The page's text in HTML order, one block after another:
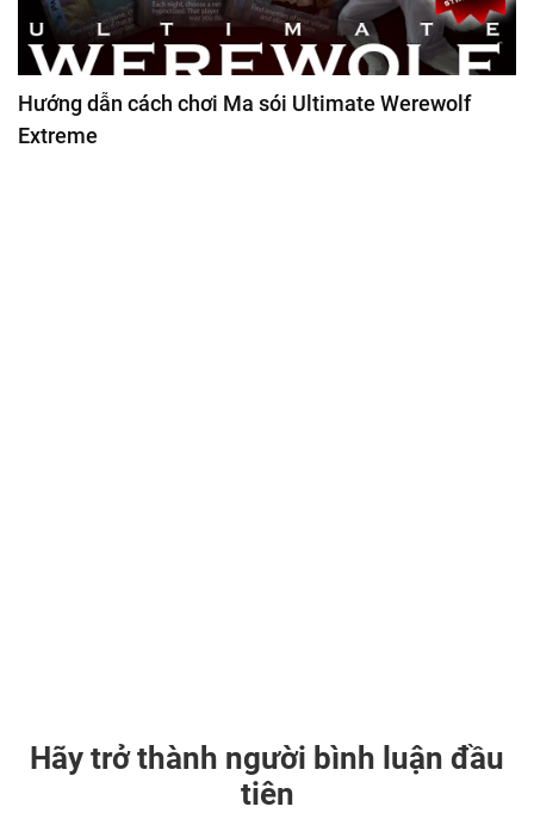
Hướng dẫn cách chơi Ma sói Ultimate Werewolf
Extreme
Hãy trở thành người bình luận đầu
tiên